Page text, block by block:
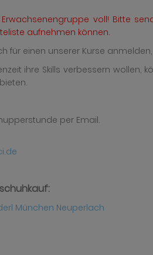
Erwachsenengruppe voll! Bitte
aufnehmen können.
für einen unserer Kurse
ihre Skills verbessern wollen,
per Email.
München Neuperlach